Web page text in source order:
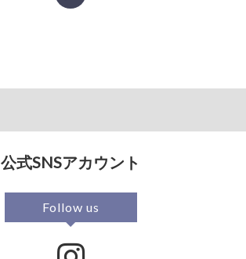
公式SNSアカウント
Follow us